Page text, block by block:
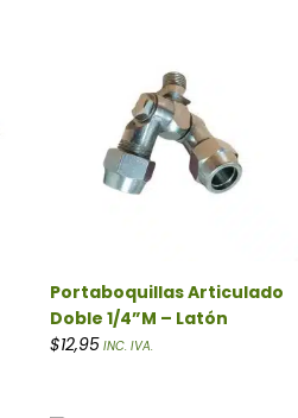
Portaboquillas Articulado
Doble 1/4”M – Latón
$12,95 INC. IVA.